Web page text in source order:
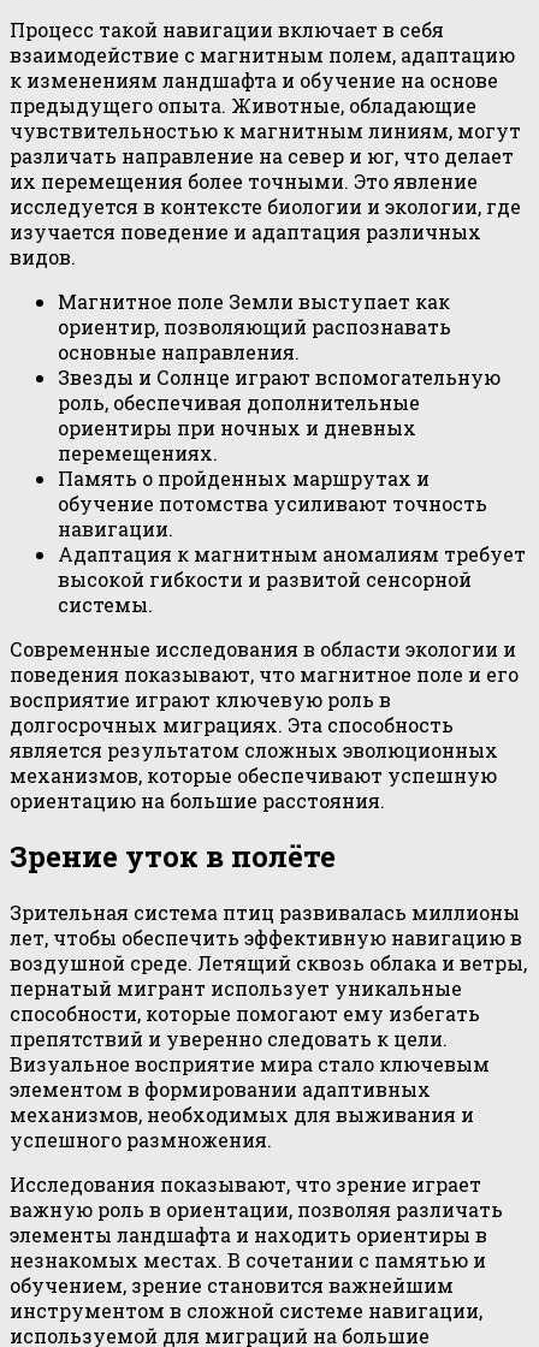
Процесс такой навигации включает в себя
взаимодействие с магнитным полем, адаптацию
к изменениям ландшафта и обучение на основе
предыдущего опыта. Животные, обладающие
чувствительностью к магнитным линиям, могут
различать направление на север и юг, что делает
их перемещения более точными. Это явление
исследуется в контексте биологии и экологии, где
изучается поведение и адаптация различных
видов.
Магнитное поле Земли выступает как
ориентир, позволяющий распознавать
основные направления.
Звезды и Солнце играют вспомогательную
роль, обеспечивая дополнительные
ориентиры при ночных и дневных
перемещениях.
Память о пройденных маршрутах и
обучение потомства усиливают точность
навигации.
Адаптация к магнитным аномалиям требует
высокой гибкости и развитой сенсорной
системы.
Современные исследования в области экологии и
поведения показывают, что магнитное поле и его
восприятие играют ключевую роль в
долгосрочных миграциях. Эта способность
является результатом сложных эволюционных
механизмов, которые обеспечивают успешную
ориентацию на большие расстояния.
Зрение уток в полёте
Зрительная система птиц развивалась миллионы
лет, чтобы обеспечить эффективную навигацию в
воздушной среде. Летящий сквозь облака и ветры,
пернатый мигрант использует уникальные
способности, которые помогают ему избегать
препятствий и уверенно следовать к цели.
Визуальное восприятие мира стало ключевым
элементом в формировании адаптивных
механизмов, необходимых для выживания и
успешного размножения.
Исследования показывают, что зрение играет
важную роль в ориентации, позволяя различать
элементы ландшафта и находить ориентиры в
незнакомых местах. В сочетании с памятью и
обучением, зрение становится важнейшим
инструментом в сложной системе навигации,
используемой для миграций на большие